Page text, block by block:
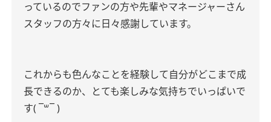
っているのでファンの方や先輩やマネージャーさん
スタッフの方々に日々感謝しています。
これからも色んなことを経験して自分がどこまで成
長できるのか、とても楽しみな気持ちでいっぱいで
す( ¯꒳​¯ )